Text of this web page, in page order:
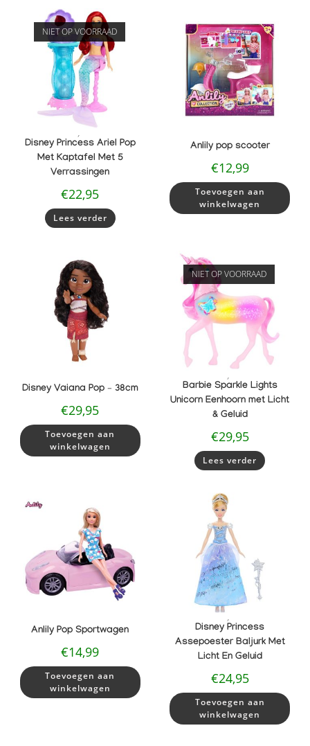
NIET OP VOORRAAD
,
Disney Princess Ariel Pop
Met Kaptafel Met 5
Verrassingen
€22,95
Lees verder
Anlily pop scooter
€12,99
Toevoegen aan
winkelwagen
Disney Vaiana Pop – 38cm
€29,95
Toevoegen aan
winkelwagen
NIET OP VOORRAAD
,
Barbie Sparkle Lights
Unicorn Eenhoorn met Licht
& Geluid
€29,95
Lees verder
Anlily Pop Sportwagen
€14,99
Toevoegen aan
winkelwagen
,
Disney Princess
Assepoester Baljurk Met
Licht En Geluid
€24,95
Toevoegen aan
winkelwagen